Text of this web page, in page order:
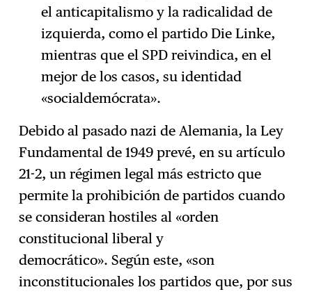
el anticapitalismo y la radicalidad de
izquierda, como el partido Die Linke,
mientras que el SPD reivindica, en el
mejor de los casos, su identidad
«socialdemócrata».
Debido al pasado nazi de Alemania, la Ley
Fundamental de 1949 prevé, en su artículo
21-2, un régimen legal más estricto que
permite la prohibición de partidos cuando
se consideran hostiles al «orden
constitucional liberal y
democrático». Según este, «son
inconstitucionales los partidos que, por sus